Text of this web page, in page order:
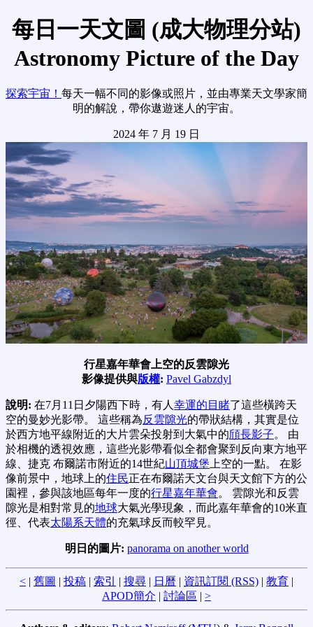
每日一天文圖 (成大物理分站)
Astronomy Picture of the Day
探索宇宙！ 每天一幅不同的影像或照片，並由專業天文學家簡
明的解說，帶你遨遊迷人的宇宙。
2024 年 7 月 19 日
行星嘉年華會上空的反雲隙光
影像提供與版權: Pavel Gabzdyl
說明: 在7月11日夕陽西下時，有人 幸運的目睹了這些橫跨天
空的曼妙光影帶。 這些稱為反雲隙光的帶狀結構，其實是位
於西方地平線附近的大片雲朵投射到大氣中的頎長影子。 由
於相機的透視效應，這些光影帶看似全都會聚到反向東方地平
線、捷克 布爾諾市附近的14世紀山頂城堡 上空的一點。 在影
像前景中，地球上的住民正在布爾諾天文台與天文館下方的公
園裡，參與該地區每年一度的行星嘉年華會。 雲隙光和反雲
隙光是相對常見的地球大氣光學現象，而此嘉年華會的10米直
徑、代表太陽系天體的充氣球反而較罕見。
明日的圖片: panorama on another world
< | 舊圖 | 投稿 | 索引 | 搜尋 | 日曆 | 資訊訂閱 (RSS) | 教育 |
APOD簡介 | 討論區 | >